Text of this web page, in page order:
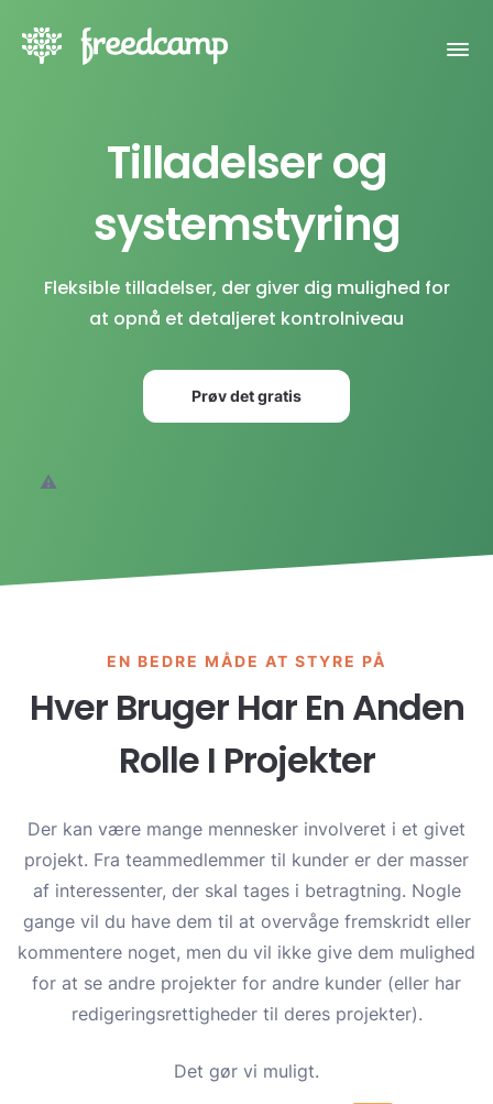
Tilladelser og
systemstyring
Fleksible tilladelser, der giver dig mulighed for
at opnå et detaljeret kontrolniveau
Prøv det gratis
EN BEDRE MÅDE AT STYRE PÅ
Hver Bruger Har En Anden
Rolle I Projekter
Der kan være mange mennesker involveret i et givet
projekt. Fra teammedlemmer til kunder er der masser
af interessenter, der skal tages i betragtning. Nogle
gange vil du have dem til at overvåge fremskridt eller
kommentere noget, men du vil ikke give dem mulighed
for at se andre projekter for andre kunder (eller har
redigeringsrettigheder til deres projekter).
Det gør vi muligt.